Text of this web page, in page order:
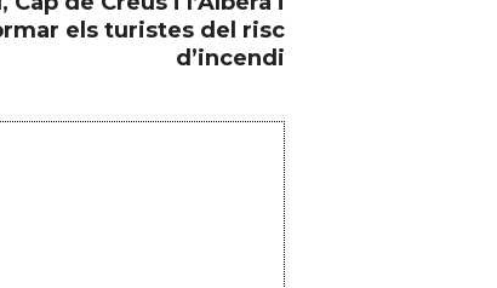
els turistes del risc
d’incendi